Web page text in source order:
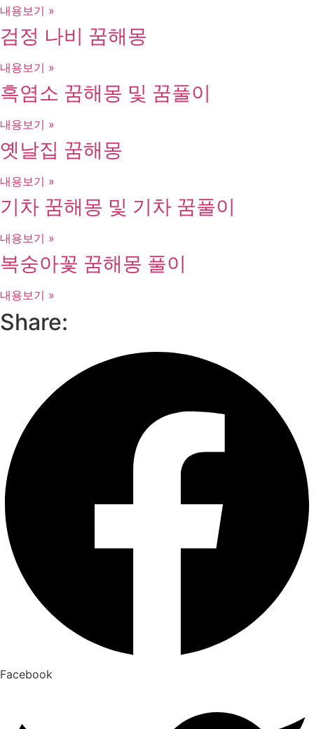
내용보기 »
검정 나비 꿈해몽
내용보기 »
흑염소 꿈해몽 및 꿈풀이
내용보기 »
옛날집 꿈해몽
내용보기 »
기차 꿈해몽 및 기차 꿈풀이
내용보기 »
복숭아꽃 꿈해몽 풀이
내용보기 »
Share:
Facebook